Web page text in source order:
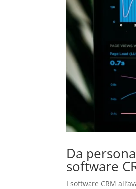
Da
software
I software CRM